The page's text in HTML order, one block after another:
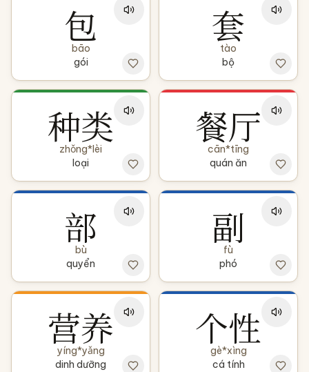
包
bāo
gói
套
tào
bộ
种类
zhǒng*lèi
loại
餐厅
cān*tīng
quán ăn
部
bù
quyển
副
fù
phó
营养
yíng*yǎng
dinh dưỡng
个性
gè*xìng
cá tính